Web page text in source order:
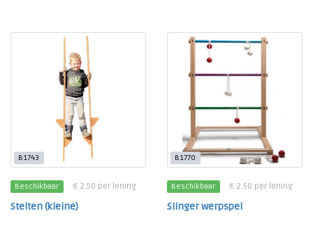
B1743
Beschikbaar € 2.50 per lening
Stelten (kleine)
B1770
Beschikbaar € 2.50 per lening
Slinger werpspel